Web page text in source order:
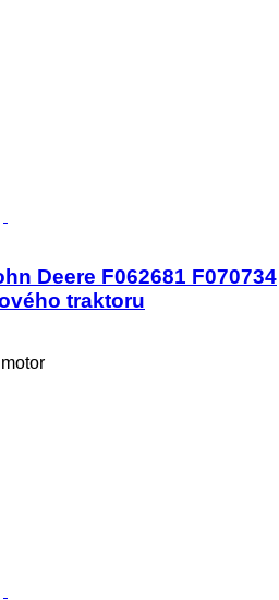
Deere F062681 F070734
traktoru